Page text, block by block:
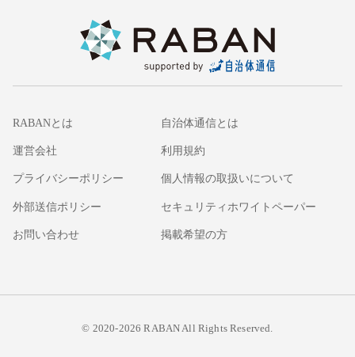
RABANとは 自治体通信とは
運営会社 利用規約
プライバシーポリシー 個人情報の取扱いについて
外部送信ポリシー セキュリティホワイトペーパー
お問い合わせ 掲載希望の方
© 2020-2026 RABAN All Rights Reserved.